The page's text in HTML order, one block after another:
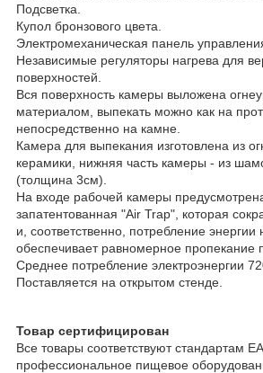
Подсветка.
Купол бронзового цвета.
Электромеханическая панель
Независимые регуляторы нагрева для
поверхностей.
Вся поверхность камеры выложена
материалом, выпекать можно как на
непосредственно на камне.
Камера для выпекания изготовлена из
керамики, нижняя часть камеры - из
(толщина 3см).
На входе рабочей камеры
запатентованная "Air Trap", которая
и, соответственно, потребление энергии
обеспечивает равномерное пропекание
Среднее потребление электроэнергии
Поставляется на открытом стенде.
Товар сертифицирован
Все товары соответствуют стандартам
профессиональное пищевое